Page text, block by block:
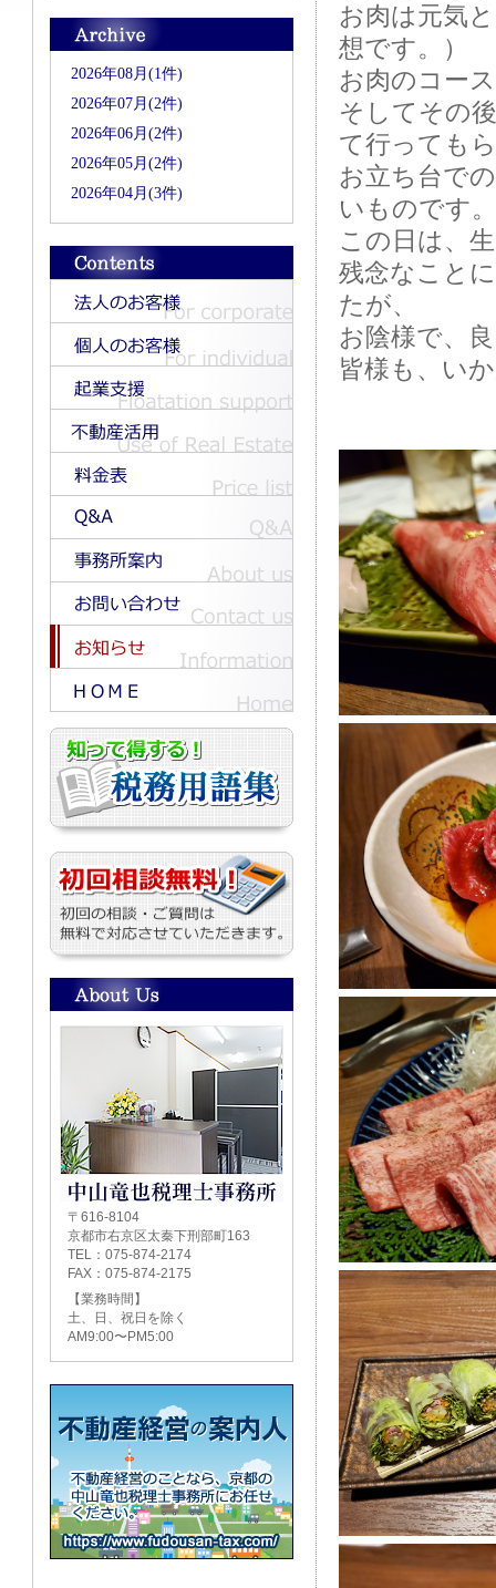
2026年08月(1件)
2026年07月(2件)
2026年06月(2件)
2026年05月(2件)
2026年04月(3件)
〒616-8104
京都市右京区太秦下刑部町163
TEL：075-874-2174
FAX：075-874-2175
【業務時間】
土、日、祝日を除く
AM9:00〜PM5:00
お肉は元気
想です。）
お肉のコー
そしてその
て行っても
お立ち台で
いものです。
この日は、
残念なこと
たが、
お陰様で、
皆様も、い